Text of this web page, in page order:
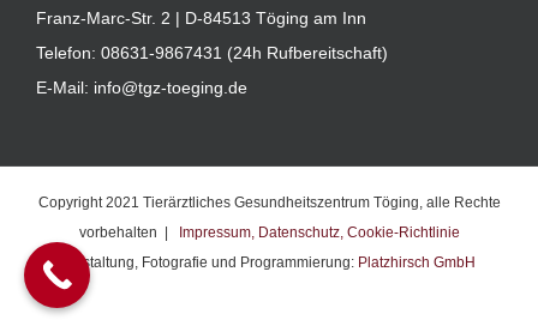
Franz-Marc-Str. 2 | D-84513 Töging am Inn
Telefon: 08631-9867431 (24h Rufbereitschaft)
E-Mail: info@tgz-toeging.de
Copyright 2021 Tierärztliches Gesundheitszentrum Töging, alle Rechte
vorbehalten |
Impressum, Datenschutz, Cookie-Richtlinie
Gestaltung, Fotografie und Programmierung: Platzhirsch GmbH